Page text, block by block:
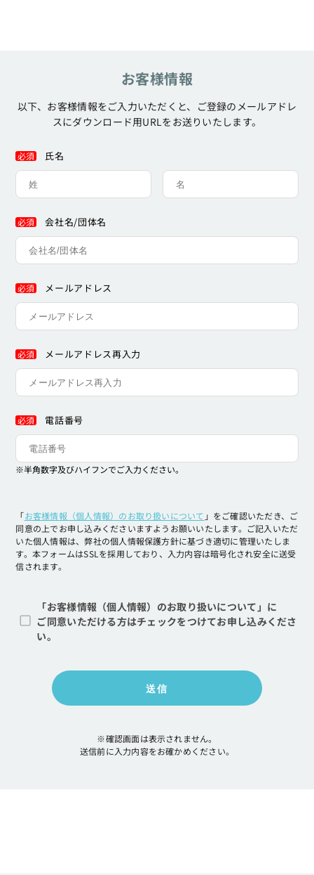
お客様情報
以下、お客様情報をご入力いただくと、 ご登録のメールアドレ
スにダウンロード用URLをお送りいたします。
必須 氏名
必須 会社名/団体名
必須 メールアドレス
必須 メールアドレス再入力
必須 電話番号
※半角数字及びハイフンでご入力ください。
「お客様情報（個人情報）のお取り扱いについて 」をご確認いただき、ご
同意の上でお申し込みくださいますようお願いいたします。ご記入いただ
いた個人情報は、弊社の個人情報保護方針に基づき適切に管理いたしま
す。本フォームはSSLを採用しており、入力内容は暗号化され安全に送受
信されます。
「お客様情報（個人情報）のお取り扱いについて」に
ご同意いただける方はチェックをつけてお申し込みくださ
い。
※確認画面は表示されません。
送信前に入力内容をお確かめください。